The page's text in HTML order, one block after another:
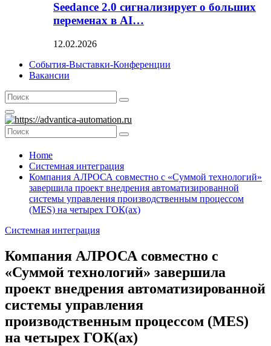
Seedance 2.0 сигнализирует о больших
переменах в AI…
12.02.2026
События-Выставки-Конференции
Вакансии
Search
for:
Search
Primary
Menu
Search
for:
Search
Home
Системная интеграция
Компания АЛРОСА совместно c «Суммой технологий»
завершила проект внедрения автоматизированной
системы управления производственным процессом
(MES) на четырех ГОК(ах)
Системная интеграция
Компания АЛРОСА совместно c
«Суммой технологий» завершила
проект внедрения автоматизированной
системы управления
производственным процессом (MES)
на четырех ГОК(ах)